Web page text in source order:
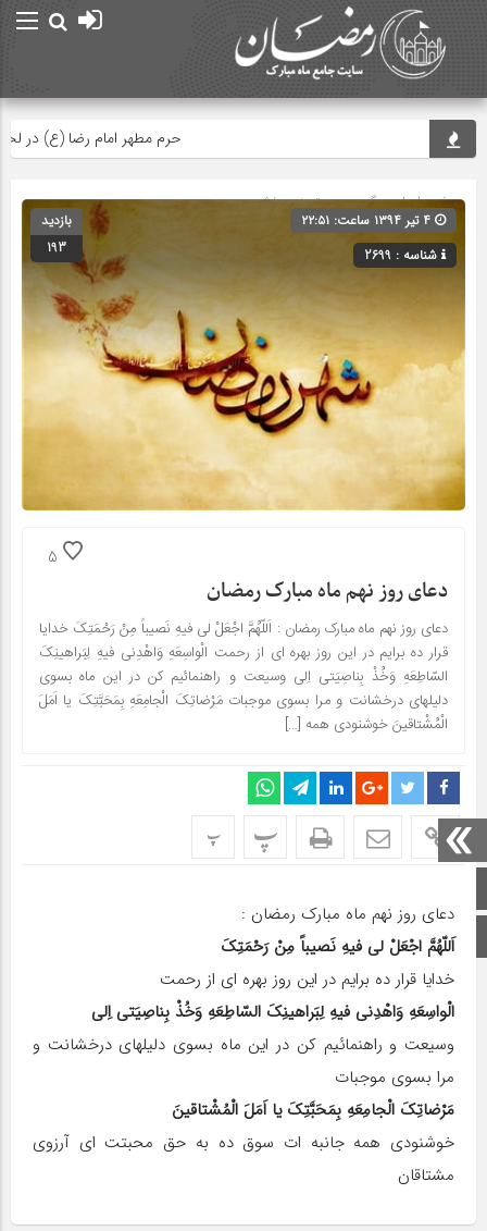
اینستاگرام
حرم مطهر امام رضا (ع) در لحظه
صفحه اصلی» گروه » دسته‌بندی نشده
شناسه : 2699
بازدید
193
5
دعای روز نهم ماه مبارک رمضان
دعای روز نهم ماه مبارک رمضان : اَللّهُمَّ اجْعَلْ لى فیهِ نَصیباً مِنْ رَحْمَتِکَ خدایا
قرار ده برایم در این روز بهره اى از رحمت الْواسِعَهِ وَاهْدِنى فیهِ لِبَراهینِکَ
السّاطِعَهِ وَخُذْ بِناصِیَتى اِلى وسیعت و راهنمائیم کن در این ماه بسوى
دلیلهاى درخشانت و مرا بسوى موجبات مَرْضاتِکَ الْجامِعَهِ بِمَحَبَّتِکَ یا اَمَلَ
الْمُشْتاقینَ خوشنودى همه […]
پ پ
دعای روز نهم ماه مبارک رمضان :
اَللّهُمَّ اجْعَلْ لى فیهِ نَصیباً مِنْ رَحْمَتِکَ
خدایا قرار ده برایم در این روز بهره اى از رحمت
الْواسِعَهِ وَاهْدِنى فیهِ لِبَراهینِکَ السّاطِعَهِ وَخُذْ بِناصِیَتى اِلى
وسیعت و راهنمائیم کن در این ماه بسوى دلیلهاى درخشانت و
مرا بسوى موجبات
مَرْضاتِکَ الْجامِعَهِ بِمَحَبَّتِکَ یا اَمَلَ الْمُشْتاقینَ
خوشنودى همه جانبه ات سوق ده به حق محبتت اى آرزوى
مشتاقان